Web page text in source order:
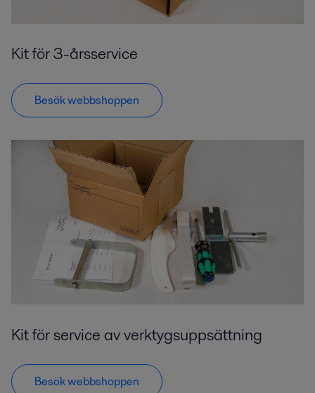
Kit för 3-årsservice
Besök webbshoppen
Kit för service av verktygsuppsättning
Besök webbshoppen